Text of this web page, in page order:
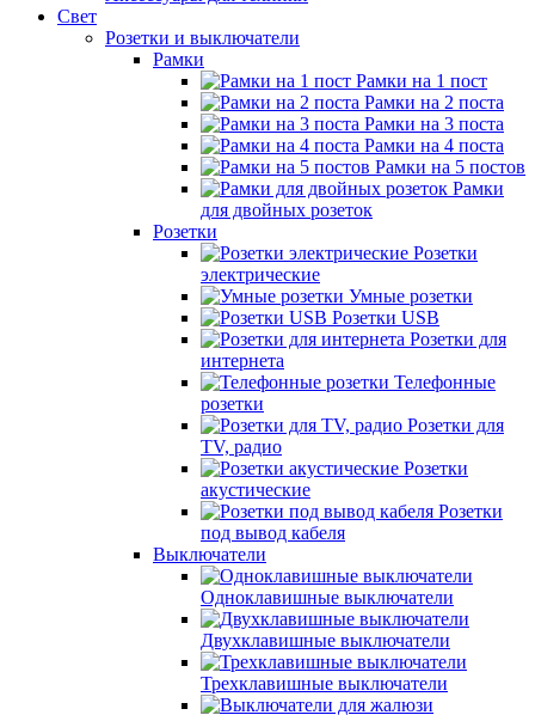
Свет
Розетки и выключатели
Рамки
Рамки на 1 пост
Рамки на 2 поста
Рамки на 3 поста
Рамки на 4 поста
Рамки на 5 постов
Рамки
для двойных розеток
Розетки
Розетки
электрические
Умные розетки
Розетки USB
Розетки для
интернета
Телефонные
розетки
Розетки для
TV, радио
Розетки
акустические
Розетки
под вывод кабеля
Выключатели
Одноклавишные выключатели
Двухклавишные выключатели
Трехклавишные выключатели